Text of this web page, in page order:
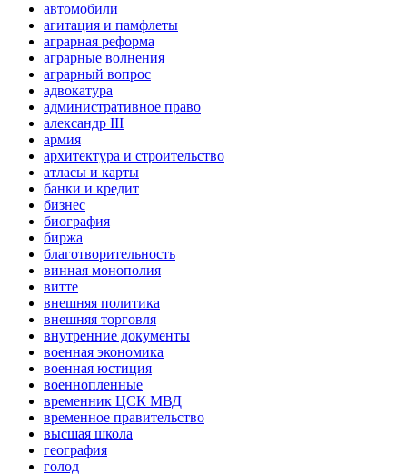
автомобили
агитация и памфлеты
аграрная реформа
аграрные волнения
аграрный вопрос
адвокатура
административное право
александр III
армия
архитектура и строительство
атласы и карты
банки и кредит
бизнес
биография
биржа
благотворительность
винная монополия
витте
внешняя политика
внешняя торговля
внутренние документы
военная экономика
военная юстиция
военнопленные
временник ЦСК МВД
временное правительство
высшая школа
география
голод